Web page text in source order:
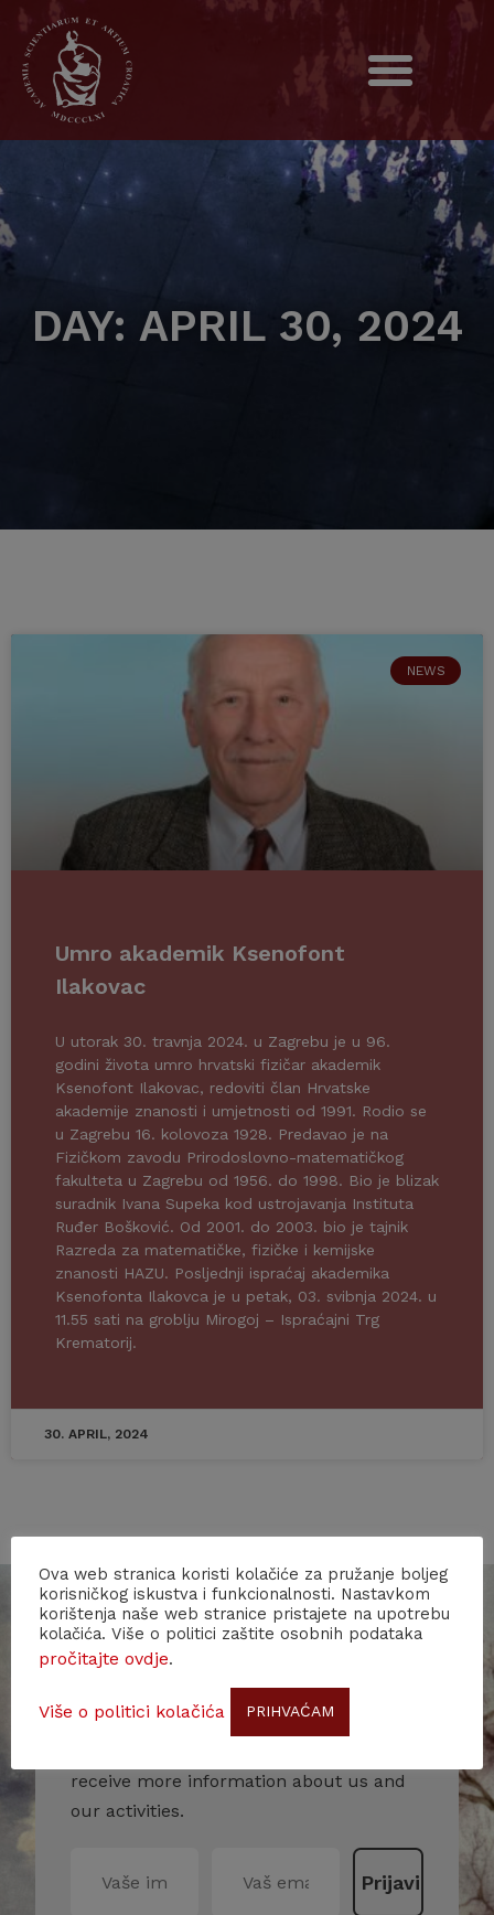
DAY: APRIL 30, 2024
NEWS
Umro akademik Ksenofont
Ilakovac
U utorak 30. travnja 2024. u Zagrebu je u 96.
godini života umro hrvatski fizičar akademik
Ksenofont Ilakovac, redoviti član Hrvatske
akademije znanosti i umjetnosti od 1991. Rodio se
u Zagrebu 16. kolovoza 1928. Predavao je na
Fizičkom zavodu Prirodoslovno-matematičkog
fakulteta u Zagrebu od 1956. do 1998. Bio je blizak
suradnik Ivana Supeka kod ustrojavanja Instituta
Ruđer Bošković. Od 2001. do 2003. bio je tajnik
Razreda za matematičke, fizičke i kemijske
znanosti HAZU. Posljednji ispraćaj akademika
Ksenofonta Ilakovca je u petak, 03. svibnja 2024. u
11.55 sati na groblju Mirogoj – Ispraćajni Trg
Krematorij.
30. APRIL, 2024
Subscribe to our newsletter!
receive more information about us and
our activities.
Ova web stranica koristi kolačiće za pružanje boljeg
korisničkog iskustva i funkcionalnosti. Nastavkom
korištenja naše web stranice pristajete na upotrebu
kolačića. Više o politici zaštite osobnih podataka
pročitajte ovdje.
Više o politici kolačića PRIHVAĆAM